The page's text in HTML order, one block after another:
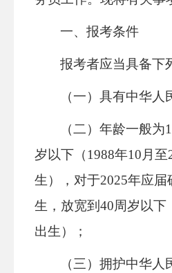
一、报考条件
报考者应当具备下
（一）具有中华人
（二）年龄一般为
岁以下（1988年10月至
生），对于2025年应届
生，放宽到40周岁以下
出生）；
（三）拥护中华